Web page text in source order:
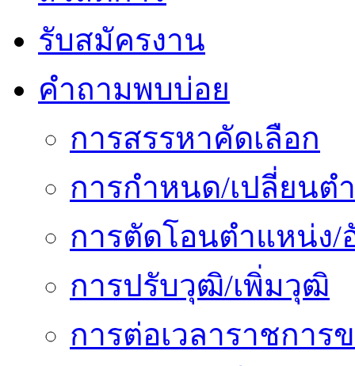
รับสมัครงาน
คำถามพบบ่อย
การสรรหาคัดเลือก
การกำหนด/เปลี่ยนต
การตัดโอนตำแหน่ง/
การปรับวุฒิ/เพิ่มวุฒิ
การต่อเวลาราชการ